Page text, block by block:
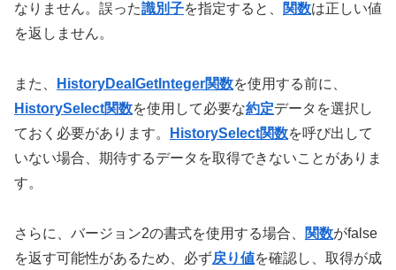
なりません。誤った識別子を指定すると、 関数は正しい値
を返しません。
また、 HistoryDealGetInteger関数を使用する前に、
HistorySelect関数を使用して必要な約定データを選択し
ておく必要があります。
HistorySelect関数を呼び出して
いない場合、期待するデータを取得できないことがありま
す。
さらに、バージョン2の書式を使用する場合、 関数がfalse
を返す可能性があるため、必ず戻り値を確認し、取得が成